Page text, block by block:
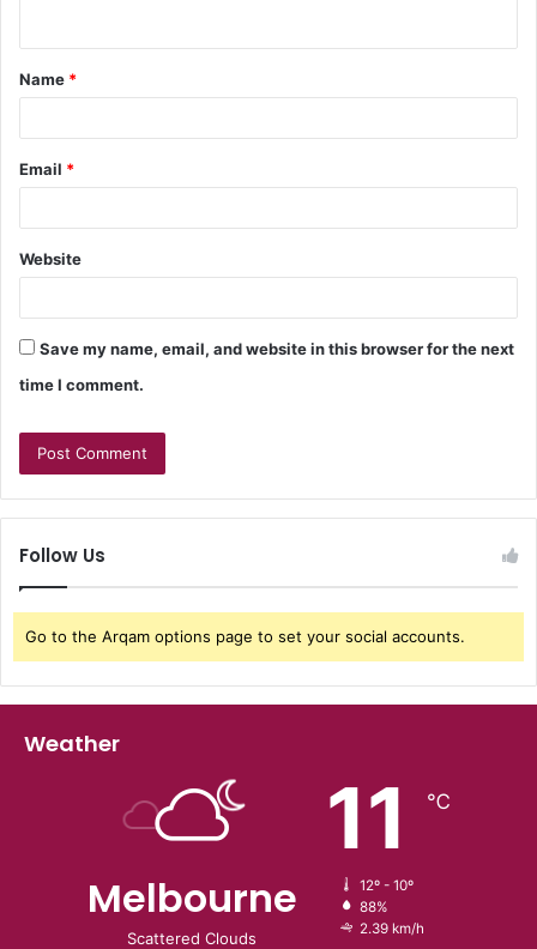
Name *
Email *
Website
Save my name, email, and website in this browser for the next
time I comment.
Follow Us
Go to the Arqam options page to set your social accounts.
Weather
Melbourne
Scattered Clouds
11 ℃
12º - 10º
88%
2.39 km/h